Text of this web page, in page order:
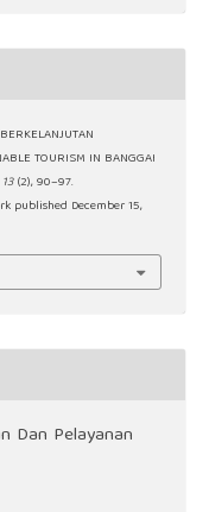
TOURISM IN BANGGAI
13 (2), 90–97.
published December 15,
Dan Pelayanan